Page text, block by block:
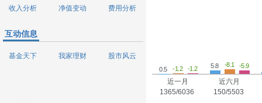
收入分析
净值变动 费用分析
互动信息
基金天下 我家理财 股市风云
0.5 -1.2 -1.2
近一月
1365/6036
5.8 -8.1 -5.9
近六月
150/5503